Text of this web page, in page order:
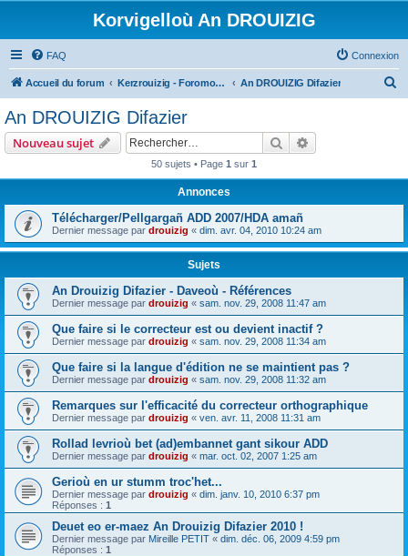
Korvigelloù An DROUIZIG
FAQ Connexion
Accueil du forum Kerzrouizig - Foromoù An Drouizig An DROUIZIG Difazier
e
r
An DROUIZIG Difazier
Nouveau sujet Rechercher
50 sujets • Page 1 sur 1
Annonces
Télécharger/Pellgargañ ADD 2007/HDA amañ
Dernier message par drouizig « dim. avr. 04, 2010 10:24 am
Sujets
An Drouizig Difazier - Daveoù - Références
Dernier message par drouizig « sam. nov. 29, 2008 11:47 am
Que faire si le correcteur est ou devient inactif ?
Dernier message par drouizig « sam. nov. 29, 2008 11:34 am
Que faire si la langue d'édition ne se maintient pas ?
Dernier message par drouizig « sam. nov. 29, 2008 11:32 am
Remarques sur l'efficacité du correcteur orthographique
Dernier message par drouizig « ven. avr. 11, 2008 11:31 am
Rollad levrioù bet (ad)embannet gant sikour ADD
Dernier message par drouizig « mar. oct. 02, 2007 1:25 am
Gerioù en ur stumm troc'het...
Dernier message par drouizig « dim. janv. 10, 2010 6:37 pm
Réponses : 1
Deuet eo er-maez An Drouizig Difazier 2010 !
Dernier message par Mireille PETIT « dim. déc. 06, 2009 4:59 pm
Réponses : 1